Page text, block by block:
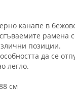
канапе в
рамена
позиции.
да се
легло.
см